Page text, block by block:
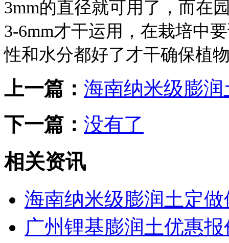
3mm的直径就可用了，而在
3-6mm才干运用，在栽培中
性和水分都好了才干确保植
上一篇： 海南纳米级膨
下一篇： 没有了
相关资讯
海南纳米级膨润土定做
广州锂基膨润土优惠报